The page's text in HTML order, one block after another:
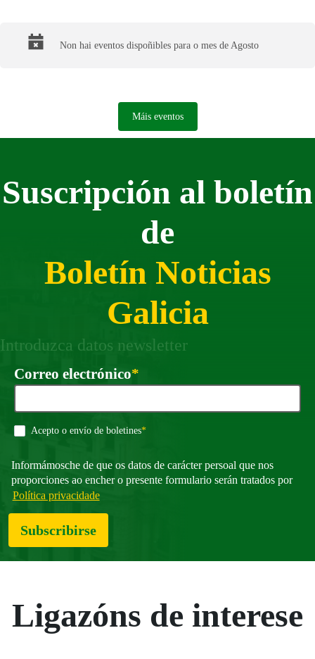
Non hai eventos dispoñibles para o mes de Agosto
Máis eventos
Suscripción al boletín
de
Boletín Noticias
Galicia
Introduzca datos newsletter
Correo electrónico*
Acepto o envío de boletines*Requirido
Informámosche de que os datos de carácter persoal que nos
proporciones ao encher o presente formulario serán tratados por
Política privacidade
Subscribirse
Ligazóns de interese